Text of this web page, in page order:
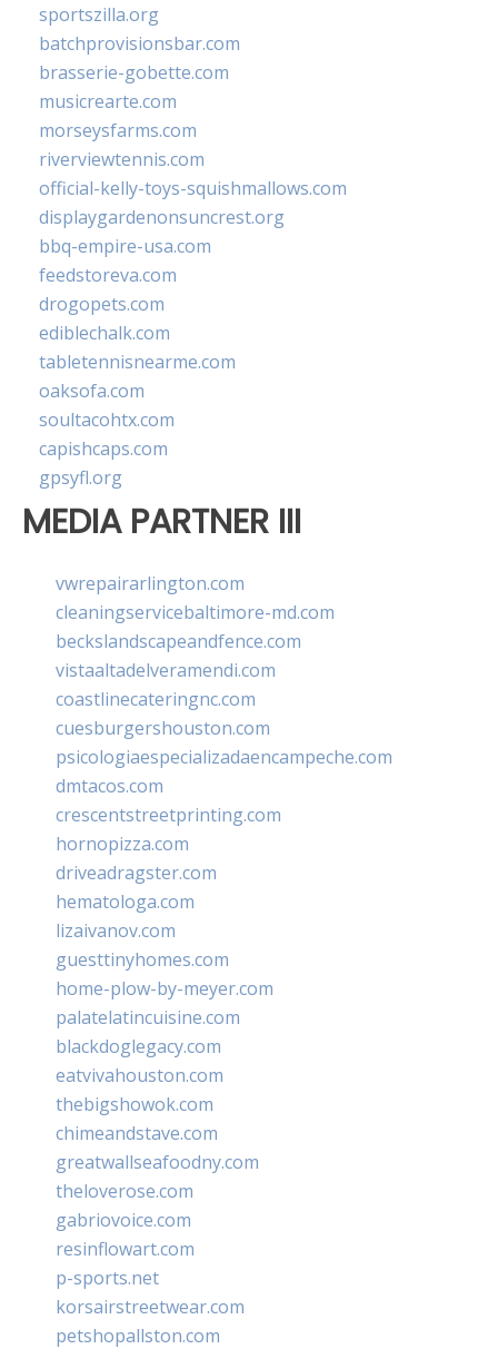
sportszilla.org
batchprovisionsbar.com
brasserie-gobette.com
musicrearte.com
morseysfarms.com
riverviewtennis.com
official-kelly-toys-squishmallows.com
displaygardenonsuncrest.org
bbq-empire-usa.com
feedstoreva.com
drogopets.com
ediblechalk.com
tabletennisnearme.com
oaksofa.com
soultacohtx.com
capishcaps.com
gpsyfl.org
MEDIA PARTNER III
vwrepairarlington.com
cleaningservicebaltimore-md.com
beckslandscapeandfence.com
vistaaltadelveramendi.com
coastlinecateringnc.com
cuesburgershouston.com
psicologiaespecializadaencampeche.com
dmtacos.com
crescentstreetprinting.com
hornopizza.com
driveadragster.com
hematologa.com
lizaivanov.com
guesttinyhomes.com
home-plow-by-meyer.com
palatelatincuisine.com
blackdoglegacy.com
eatvivahouston.com
thebigshowok.com
chimeandstave.com
greatwallseafoodny.com
theloverose.com
gabriovoice.com
resinflowart.com
p-sports.net
korsairstreetwear.com
petshopallston.com